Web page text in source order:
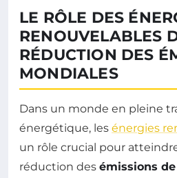
LE RÔLE DES
RENOUVELABLES
RÉDUCTION DES
MONDIALES
Dans un monde en pleine
énergétique, les énergies
un rôle crucial pour
réduction des émissions